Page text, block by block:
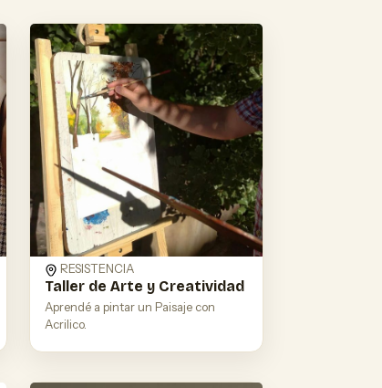
RESISTENCIA
Taller de Arte y Creatividad
Aprendé a pintar un Paisaje con
Acrilico.